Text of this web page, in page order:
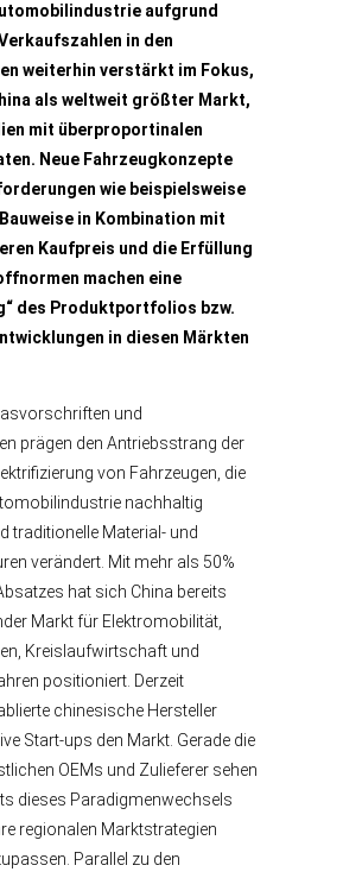
aufgrund
in den
weiterhin verstärkt im Fokus,
als weltweit größter Markt,
mit überproportinalen
Neue Fahrzeugkonzepte
wie beispielsweise
in Kombination mit
Kaufpreis und die Erfüllung
machen eine
des Produktportfolios bzw.
in diesen Märkten
und
prägen den Antriebsstrang der
von Fahrzeugen, die
nachhaltig
traditionelle Material- und
verändert. Mit mehr als 50%
hat sich China bereits
Markt für Elektromobilität,
Kreislaufwirtschaft und
positioniert. Derzeit
chinesische Hersteller
Start-ups den Markt. Gerade die
OEMs und Zulieferer sehen
dieses Paradigmenwechsels
regionalen Marktstrategien
Parallel zu den